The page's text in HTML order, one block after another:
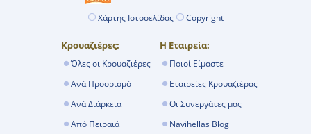
Χάρτης Ιστοσελίδας Copyright
Κρουαζιέρες:
Όλες οι Κρουαζιέρες
Ανά Προορισμό
Ανά Διάρκεια
Από Πειραιά
Η Εταιρεία:
Ποιοί Είμαστε
Εταιρείες Κρουαζιέρας
Οι Συνεργάτες μας
Navihellas Blog